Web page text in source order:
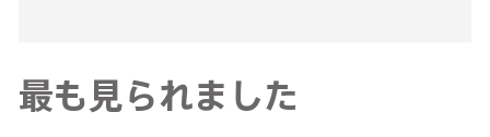
最も見られました